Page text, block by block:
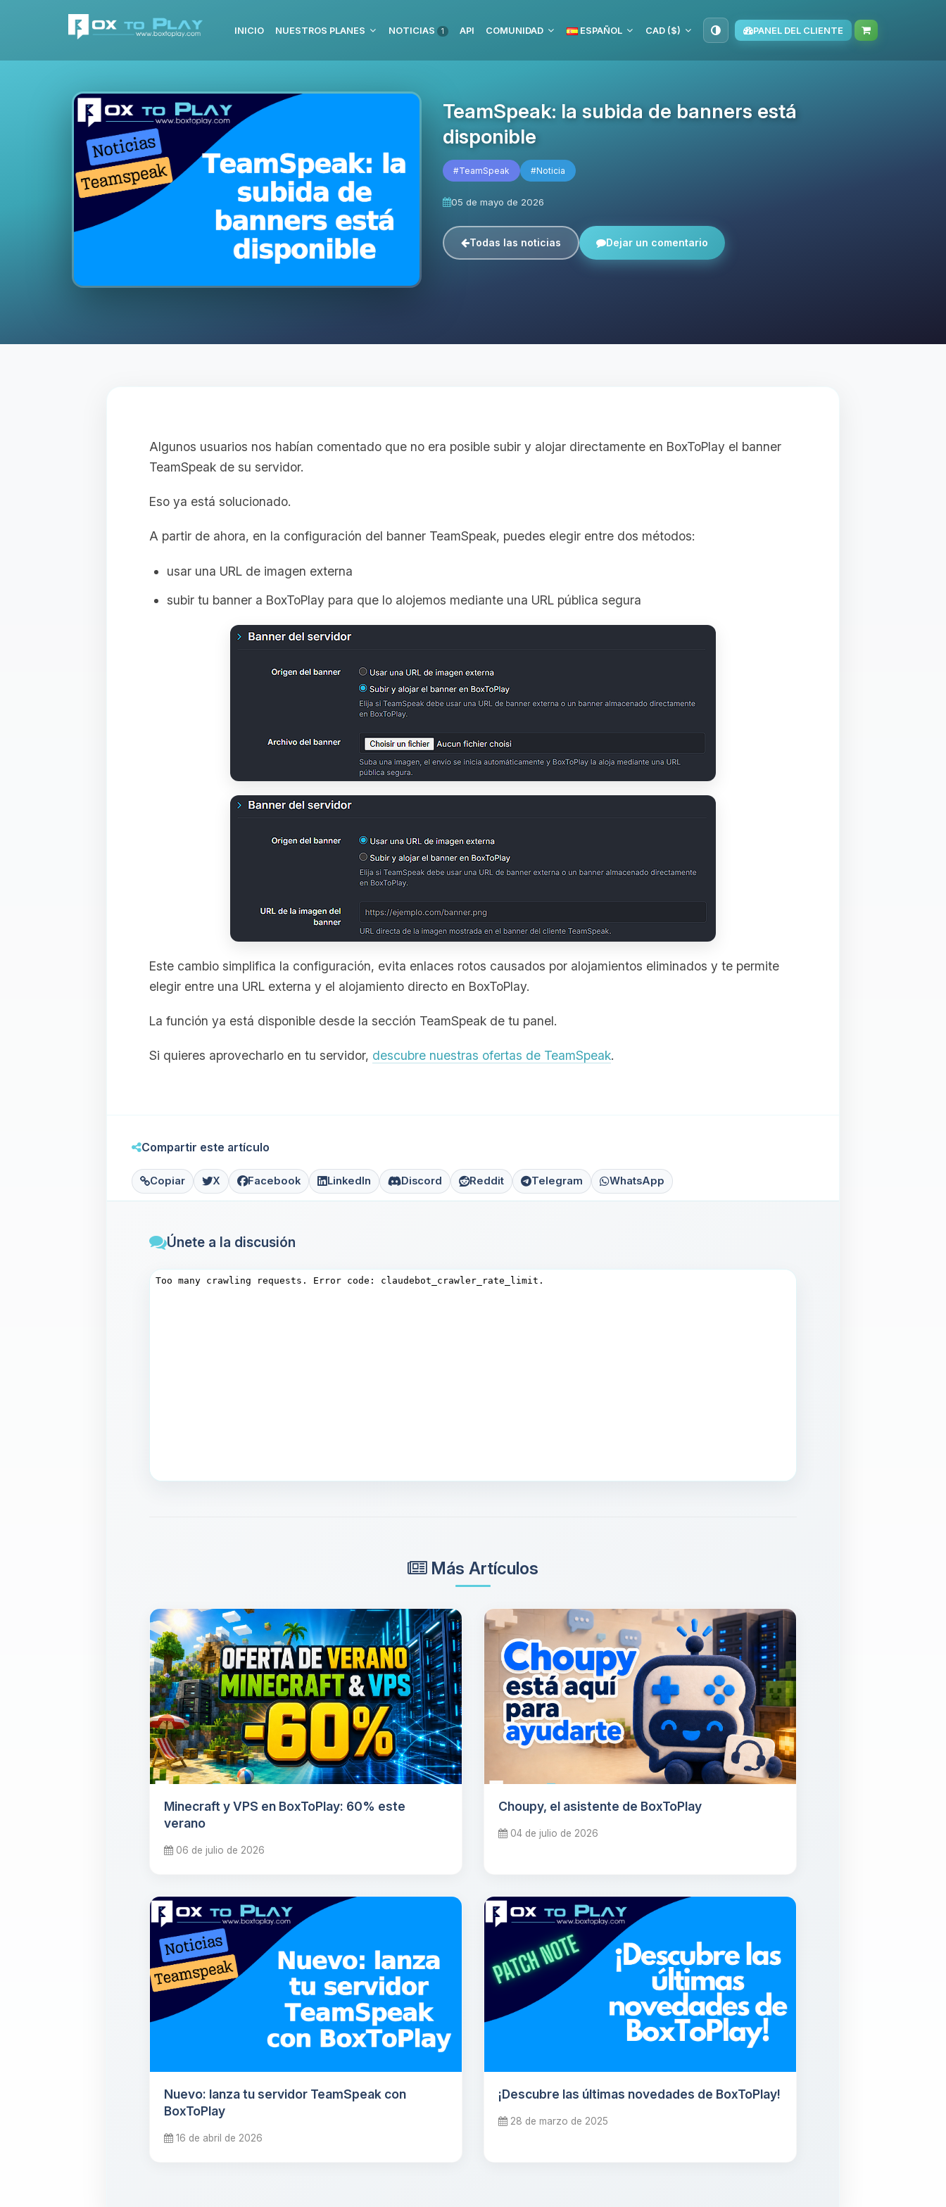
INICIO NUESTROS PLANES NOTICIAS 1 API COMUNIDAD ESPAÑOL CAD ($) PANEL DEL CLIENTE
TeamSpeak: la subida de banners está
disponible
#TeamSpeak #Noticia
05 de mayo de 2026
Todas las noticias Dejar un comentario
Algunos usuarios nos habían comentado que no era posible subir y alojar directamente en BoxToPlay el banner
TeamSpeak de su servidor.
Eso ya está solucionado.
A partir de ahora, en la configuración del banner TeamSpeak, puedes elegir entre dos métodos:
usar una URL de imagen externa
subir tu banner a BoxToPlay para que lo alojemos mediante una URL pública segura
Este cambio simplifica la configuración, evita enlaces rotos causados por alojamientos eliminados y te permite
elegir entre una URL externa y el alojamiento directo en BoxToPlay.
La función ya está disponible desde la sección TeamSpeak de tu panel.
Si quieres aprovecharlo en tu servidor, descubre nuestras ofertas de TeamSpeak.
Compartir este artículo
Copiar X Facebook LinkedIn Discord Reddit Telegram WhatsApp
Únete a la discusión
Más Artículos
Minecraft y VPS en BoxToPlay: 60% este
verano
06 de julio de 2026
Choupy, el asistente de BoxToPlay
04 de julio de 2026
Nuevo: lanza tu servidor TeamSpeak con
BoxToPlay
16 de abril de 2026
¡Descubre las últimas novedades de BoxToPlay!
28 de marzo de 2025